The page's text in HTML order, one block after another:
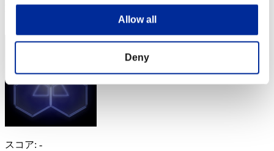
Allow all
Deny
RANK
スコア: -